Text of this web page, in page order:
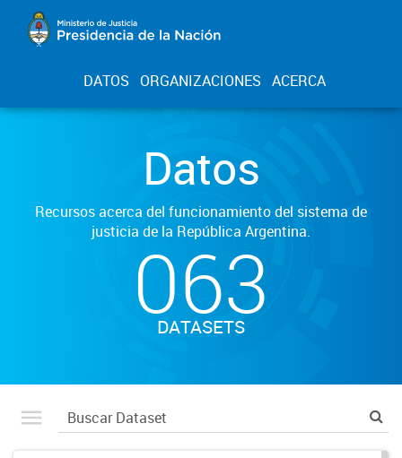
DATOS ORGANIZACIONES ACERCA
Datos
Recursos acerca del funcionamiento del sistema de
justicia de la República Argentina.
063
DATASETS